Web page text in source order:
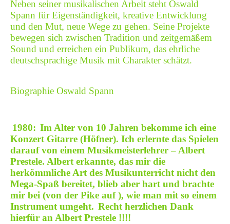
Neben seiner musikalischen Arbeit steht Oswald
Spann für Eigenständigkeit, kreative Entwicklung
und den Mut, neue Wege zu gehen. Seine Projekte
bewegen sich zwischen Tradition und zeitgemäßem
Sound und erreichen ein Publikum, das ehrliche
deutschsprachige Musik mit Charakter schätzt.
Biographie Oswald Spann
1980: Im Alter von 10 Jahren bekomme ich eine
Konzert Gitarre (Höfner). Ich erlernte das Spielen
darauf von einem Musikmeisterlehrer – Albert
Prestele. Albert erkannte, das mir die
herkömmliche Art des Musikunterricht nicht den
Mega-Spaß bereitet, blieb aber hart und brachte
mir bei (von der Pike auf ), wie man mit so einem
Instrument umgeht. Recht herzlichen Dank
hierfür an Albert Prestele !!!!